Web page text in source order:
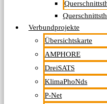
Verbundprojekte
Übersichtskarte
AMPHORE
DreiSATS
KlimaPhoNds
P-Net